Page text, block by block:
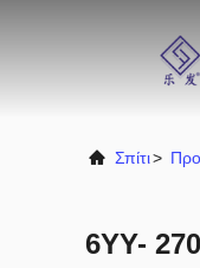
Σπίτι>
6YY-